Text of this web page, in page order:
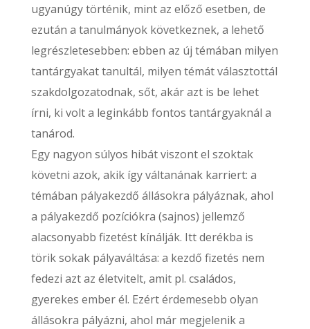
ugyanúgy történik, mint az előző esetben, de
ezután a tanulmányok következnek, a lehető
legrészletesebben: ebben az új témában milyen
tantárgyakat tanultál, milyen témát választottál
szakdolgozatodnak, sőt, akár azt is be lehet
írni, ki volt a leginkább fontos tantárgyaknál a
tanárod.
Egy nagyon súlyos hibát viszont el szoktak
követni azok, akik így váltanának karriert: a
témában pályakezdő állásokra pályáznak, ahol
a pályakezdő pozíciókra (sajnos) jellemző
alacsonyabb fizetést kínálják. Itt derékba is
törik sokak pályaváltása: a kezdő fizetés nem
fedezi azt az életvitelt, amit pl. családos,
gyerekes ember él. Ezért érdemesebb olyan
állásokra pályázni, ahol már megjelenik a